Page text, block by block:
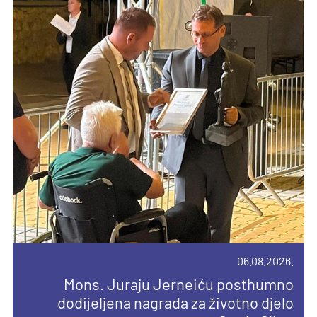
06.08.2026.
Mons. Juraju Jerneiću posthumno
dodijeljena nagrada za životno djelo
04.08.2026.
Novi broj Glasnika sv. Josipa posvećen
10.08.2026.
Devetnica uoči Velike Gospe u Vukovini
Pročitajte još
14.04.2026.
Priopćenje za javnost